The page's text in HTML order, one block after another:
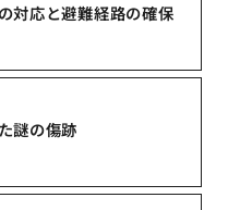
対応と避難経路の確保
謎の傷跡